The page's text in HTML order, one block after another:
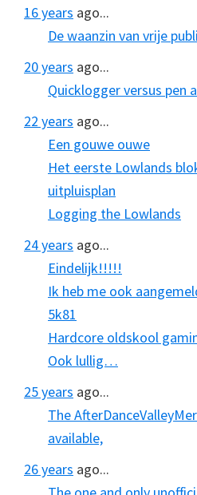
16 years ago...
De waanzin van vrije
20 years ago...
Quicklogger versus pen
22 years ago...
Een gouwe ouwe
Het eerste Lowlands
uitpluisplan
Logging the Lowlands
24 years ago...
Eindelijk!!!!!
Ik heb me ook
5k81
Hardcore oldskool
Ook lullig…
25 years ago...
The
available,
26 years ago...